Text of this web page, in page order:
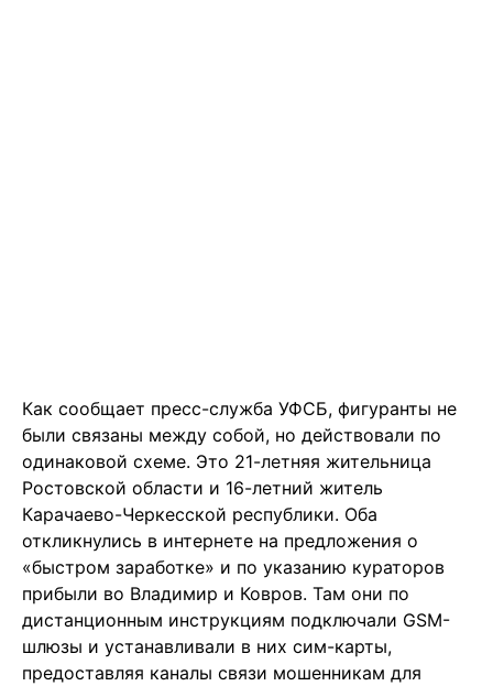
Как сообщает пресс-служба УФСБ, фигуранты не
были связаны между собой, но действовали по
одинаковой схеме. Это 21-летняя жительница
Ростовской области и 16-летний житель
Карачаево-Черкесской республики. Оба
откликнулись в интернете на предложения о
«быстром заработке» и по указанию кураторов
прибыли во Владимир и Ковров. Там они по
дистанционным инструкциям подключали GSM-
шлюзы и устанавливали в них сим-карты,
предоставляя каналы связи мошенникам для